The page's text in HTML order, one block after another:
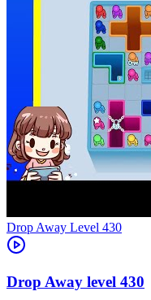
Level 430
430